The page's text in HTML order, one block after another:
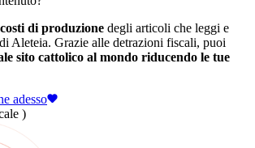
di produzione degli articoli che leggi e
Aleteia. Grazie alle detrazioni fiscali, puoi
sito cattolico al mondo riducendo le tue
adesso
)